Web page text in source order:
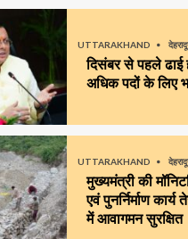
UTTARAKHAND
दिसंबर से पहले ढाई
अधिक पदों के लिए
UTTARAKHAND
मुख्यमंत्री की
एवं पुनर्निर्माण
में आवागमन सुरक्षित